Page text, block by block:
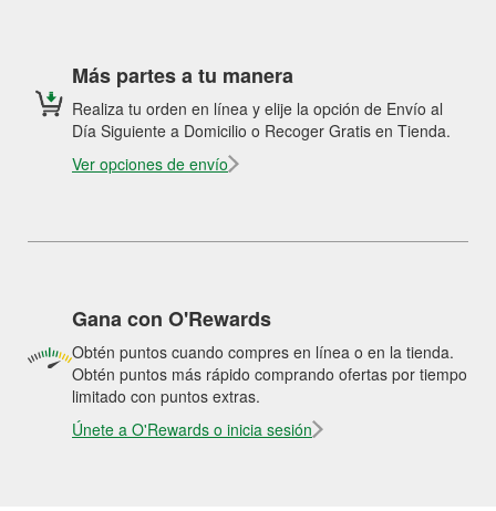
Más partes a tu manera
Realiza tu orden en línea y elije la opción de Envío al
Día Siguiente a Domicilio o Recoger Gratis en Tienda.
Ver opciones de envío
Gana con O'Rewards
Obtén puntos cuando compres en línea o en la tienda.
Obtén puntos más rápido comprando ofertas por tiempo
limitado con puntos extras.
Únete a O'Rewards o inicia sesión